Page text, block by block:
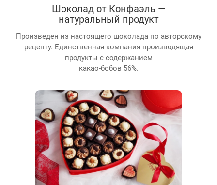
Шоколад от Конфаэль —
натуральный продукт
Произведен из настоящего шоколада по авторскому
рецепту. Единственная компания производящая
продукты с содержанием
какао-бобов 56%.